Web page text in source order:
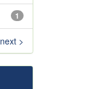
1
next >